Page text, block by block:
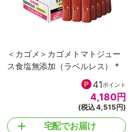
＜カゴメ＞カゴメトマトジュー
ス食塩無添加（ラベルレス） *
41ポイント
4,180円
(税込 4,515円)
宅配でお届け